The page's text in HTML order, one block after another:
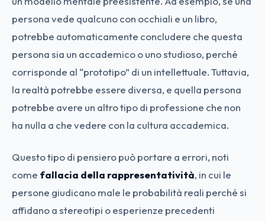
persona vede qualcuno con occhiali e un libro,
potrebbe automaticamente concludere che questa
persona sia un accademico o uno studioso, perché
corrisponde al “prototipo” di un intellettuale. Tuttavia,
la realtà potrebbe essere diversa, e quella persona
potrebbe avere un altro tipo di professione che non
ha nulla a che vedere con la cultura accademica.
Questo tipo di pensiero può portare a errori, noti
come fallacia della rappresentatività, in cui le
persone giudicano male le probabilità reali perché si
affidano a stereotipi o esperienze precedenti